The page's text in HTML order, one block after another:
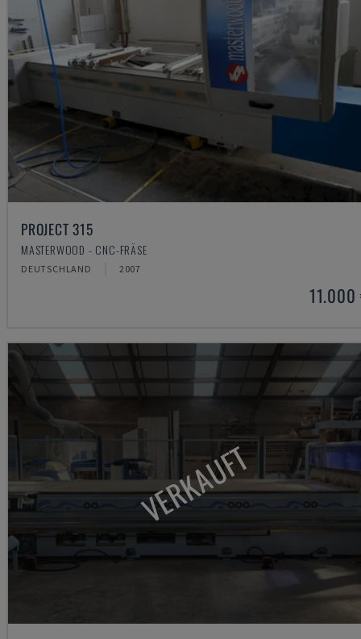
PROJECT 315
MASTERWOOD - CNC-FRÄSE
DEUTSCHLAND 2007
11.000
VERKAUFT